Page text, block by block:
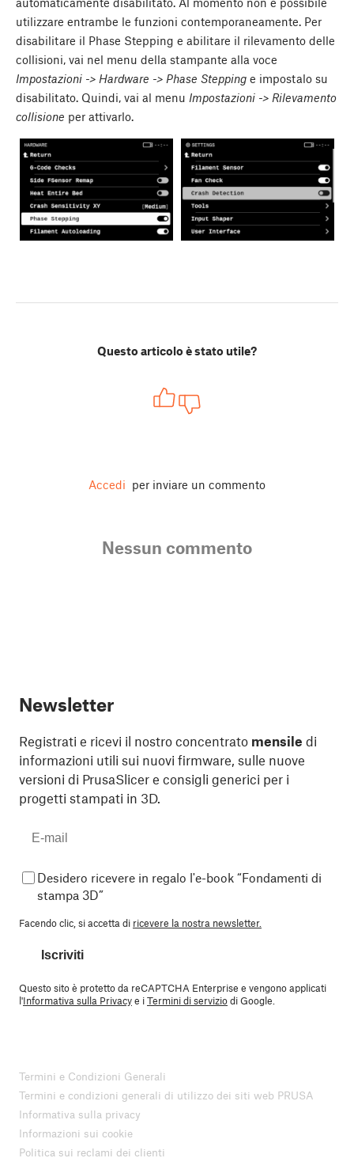
utilizzare entrambe le funzioni contemporaneamente. Per
disabilitare il Phase Stepping e abilitare il rilevamento delle
collisioni, vai nel menu della stampante alla voce
Impostazioni -> Hardware -> Phase Stepping e impostalo su
disabilitato. Quindi, vai al menu Impostazioni -> Rilevamento
collisione per attivarlo.
Questo articolo è stato utile?
Accedi per inviare un commento
Nessun commento
Newsletter
Registrati e ricevi il nostro concentrato mensile di
informazioni utili sui nuovi firmware, sulle nuove
versioni di PrusaSlicer e consigli generici per i
progetti stampati in 3D.
Desidero ricevere in regalo l'e-book “Fondamenti di
stampa 3D”
Facendo clic, si accetta di ricevere la nostra newsletter.
Iscriviti
Questo sito è protetto da reCAPTCHA Enterprise e vengono applicati
l'Informativa sulla Privacye iTermini di serviziodi Google.
Termini e Condizioni Generali
Termini e condizioni generali di utilizzo dei siti web PRUSA
Informativa sulla privacy
Informazioni sui cookie
Politica sui reclami dei clienti